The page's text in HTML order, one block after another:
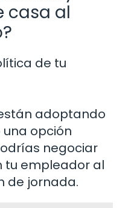
casa al
de tu
adoptando
opción
negociar
tu empleador al
de jornada.